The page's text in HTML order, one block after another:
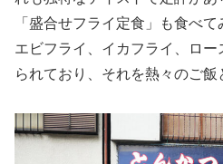
「盛合せフライ定食」も食べ
エビフライ、イカフライ、ロ
られており、それを熱々のご飯